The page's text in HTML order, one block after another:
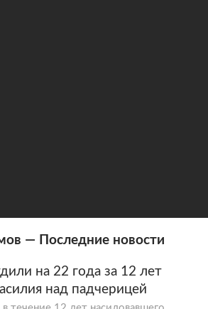
— Последние новости
на 22 года за 12 лет
над падчерицей